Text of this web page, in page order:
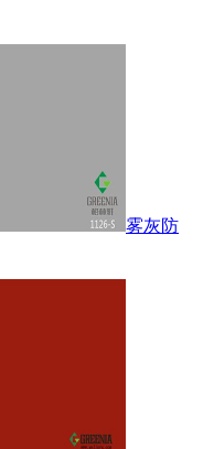
雾灰防